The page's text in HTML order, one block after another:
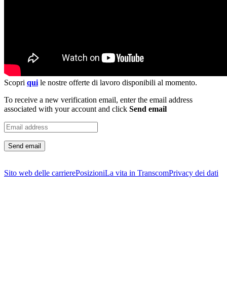
Scopri qui le nostre offerte di lavoro disponibili al momento.
To receive a new verification email, enter the email address
associated with your account and click Send email
Send email
Sito web delle carrierеPosizioniLa vita in TranscomPrivacy dei dati